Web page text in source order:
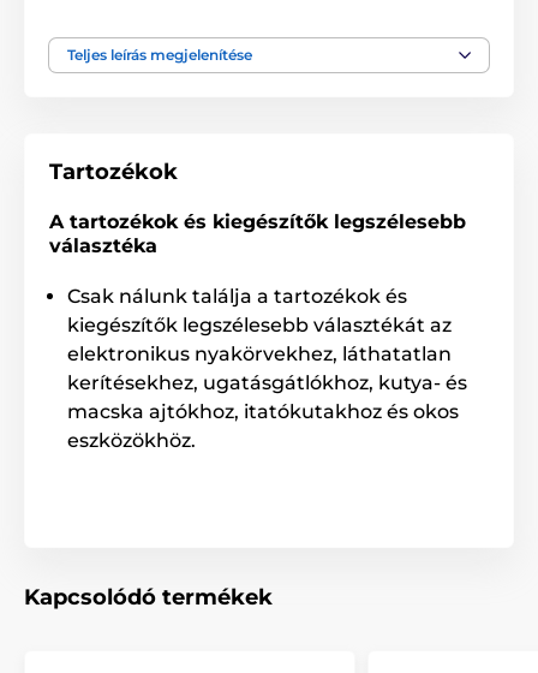
A műszaki specifikációk előzetes értesítés nélkül
A termék a következő kategóriákba sorolt
Tartozékok kiképző nyakörvek
Teljes leírás megjelenítése
Tartozékok
A tartozékok és kiegészítők legszélesebb
választéka
Csak nálunk találja a tartozékok és
kiegészítők legszélesebb választékát az
elektronikus nyakörvekhez, láthatatlan
kerítésekhez, ugatásgátlókhoz, kutya- és
macska ajtókhoz, itatókutakhoz és okos
eszközökhöz.
Kapcsolódó termékek